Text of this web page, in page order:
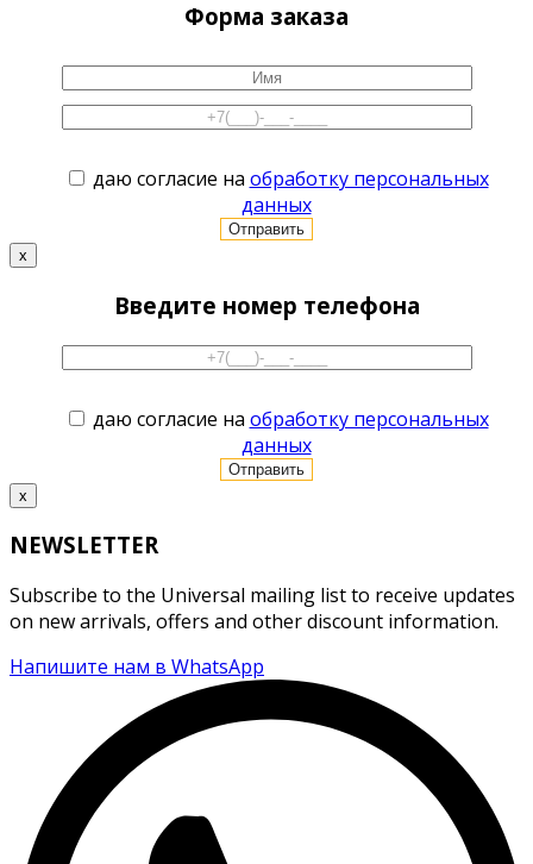
Форма заказа
даю согласие на обработку персональных
данных
x
Введите номер телефона
даю согласие на обработку персональных
данных
x
NEWSLETTER
Subscribe to the Universal mailing list to receive updates
on new arrivals, offers and other discount information.
Напишите нам в WhatsApp